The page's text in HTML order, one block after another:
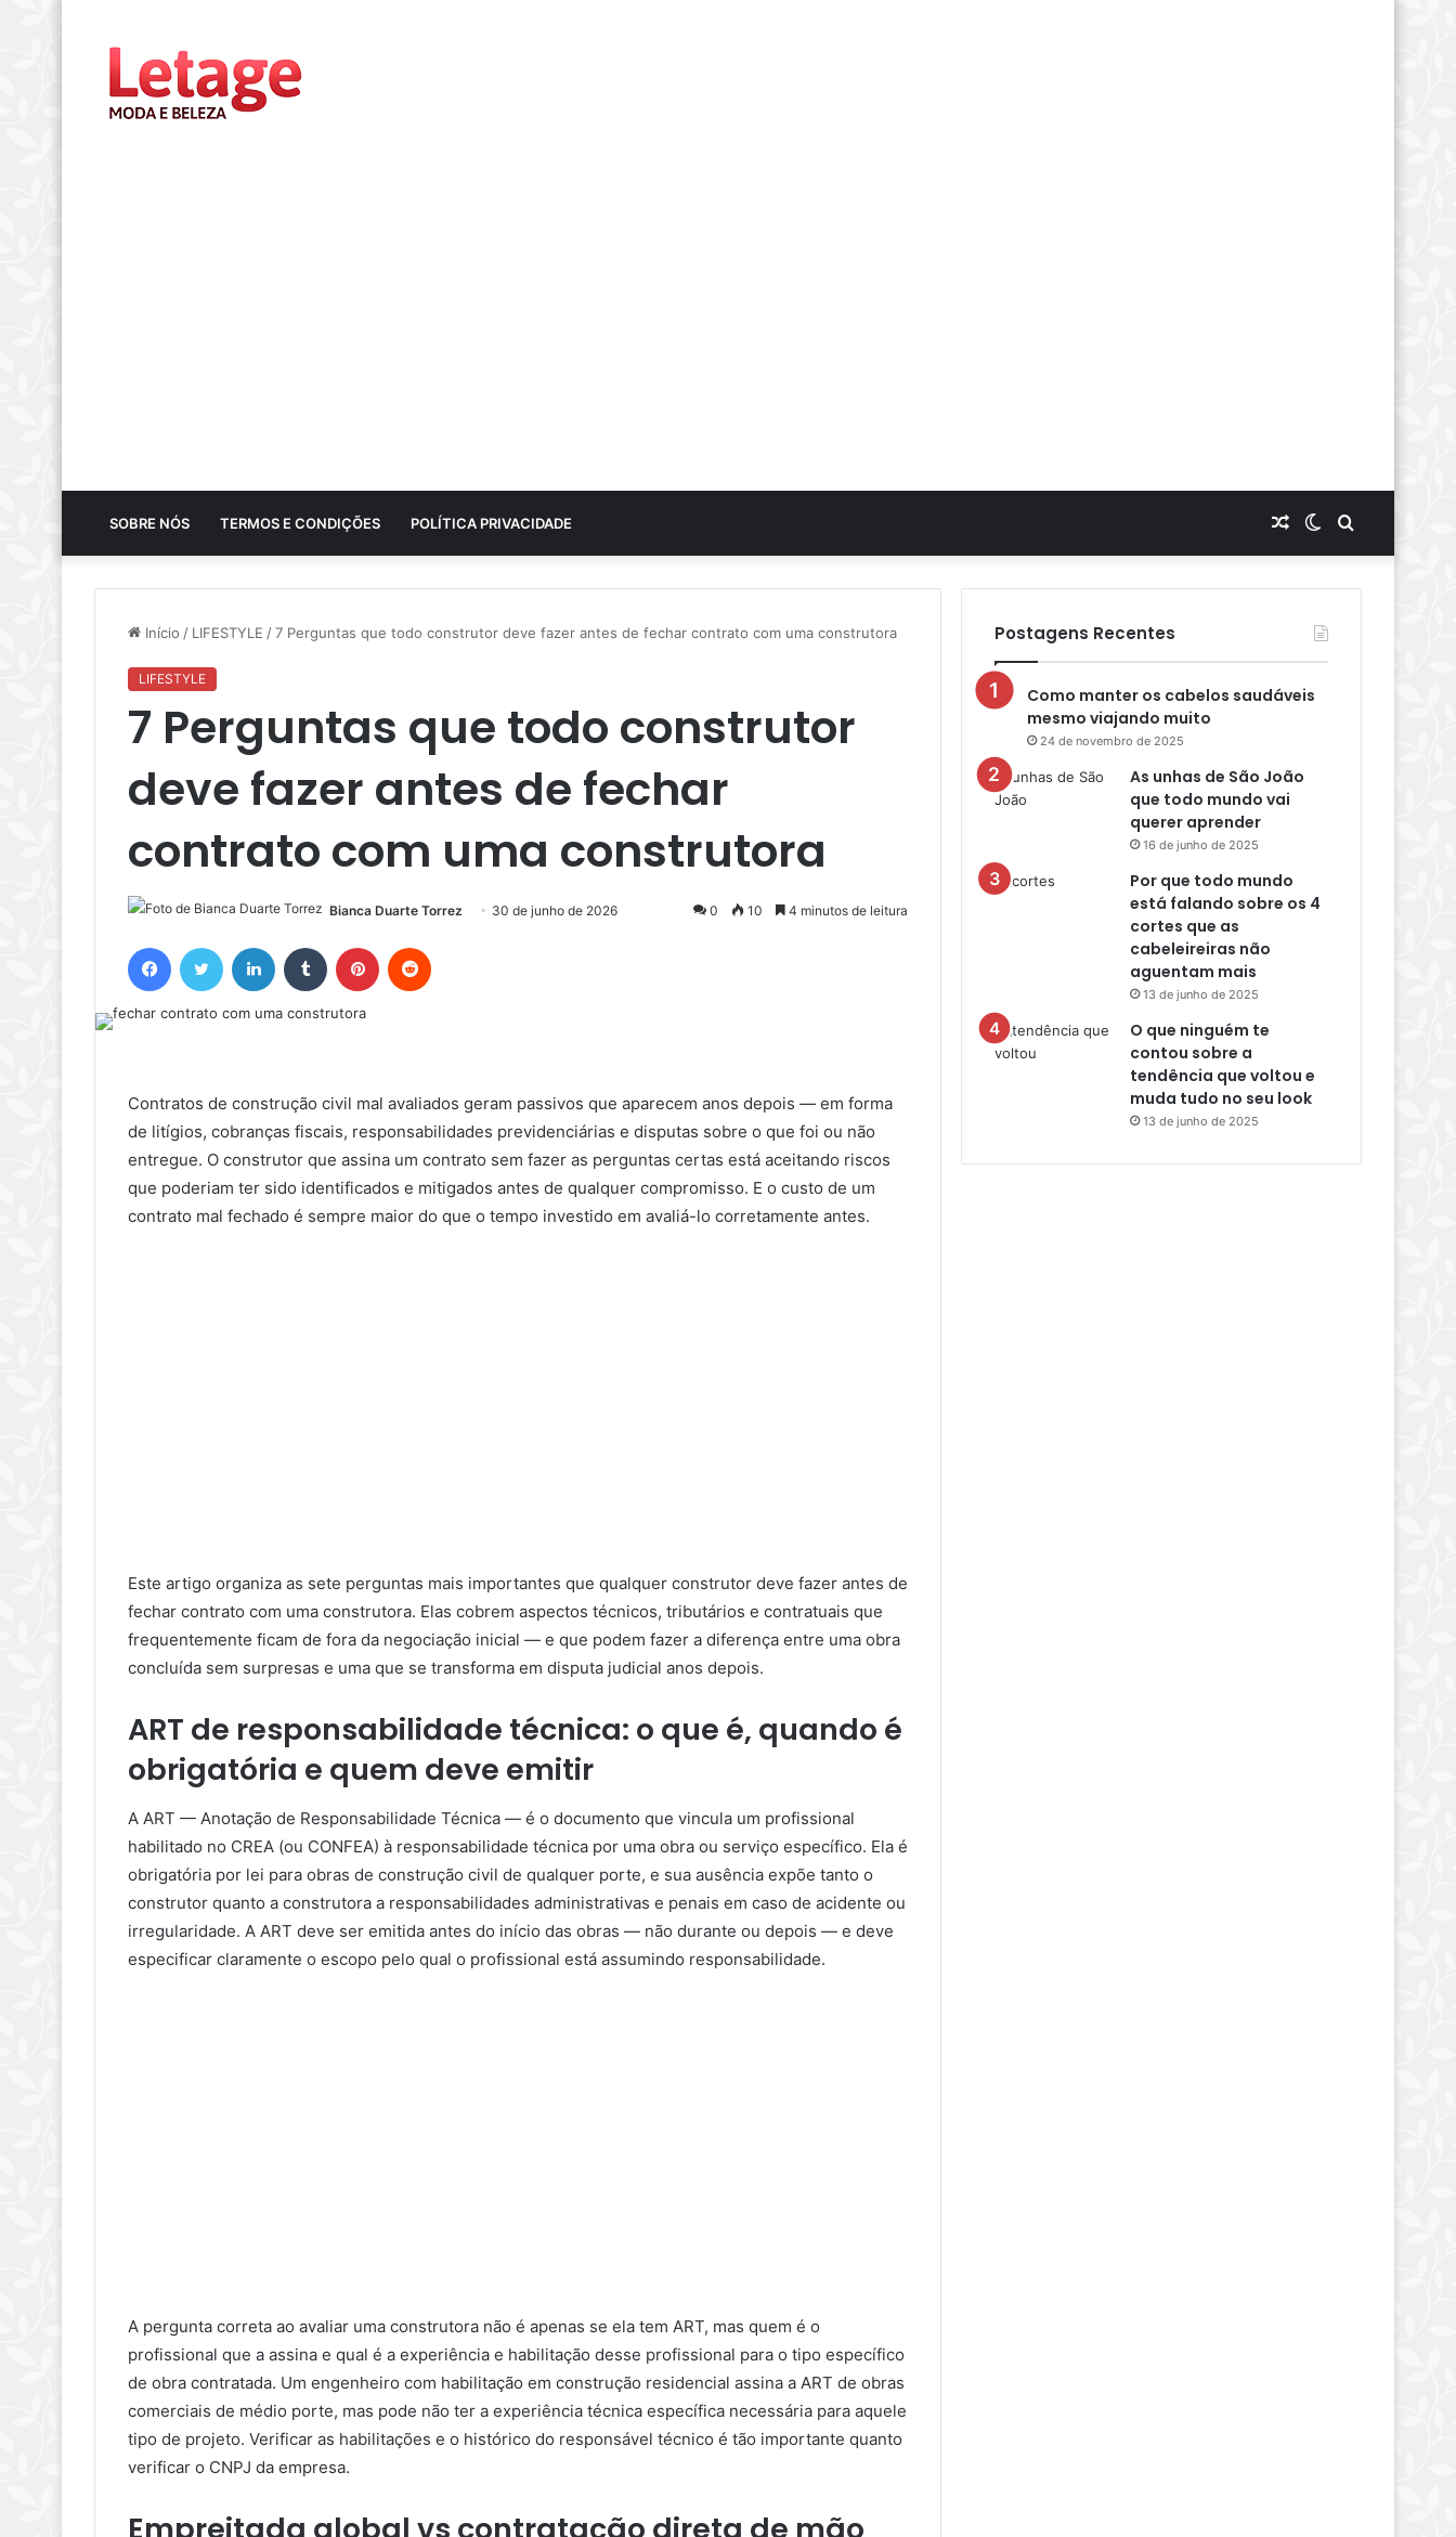
SOBRE NÓS TERMOS E CONDIÇÕES POLÍTICA PRIVACIDADE Procurar
por
Switch
skin
Artigo
aleatório
Início / LIFESTYLE /7 Perguntas que todo construtor deve fazer antes de fechar contrato com uma construtora
LIFESTYLE
7 Perguntas que todo construtor
deve fazer antes de fechar
contrato com uma construtora
Bianca Duarte Torrez 30 de junho de 2026 0 10 4 minutos de leitura
FacebookTwitter Linkedin Tumblr Pinterest
Contratos de construção civil mal avaliados geram passivos que aparecem anos depois — em forma
de litígios, cobranças fiscais, responsabilidades previdenciárias e disputas sobre o que foi ou não
entregue. O construtor que assina um contrato sem fazer as perguntas certas está aceitando riscos
que poderiam ter sido identificados e mitigados antes de qualquer compromisso. E o custo de um
contrato mal fechado é sempre maior do que o tempo investido em avaliá-lo corretamente antes.
Este artigo organiza as sete perguntas mais importantes que qualquer construtor deve fazer antes de
fechar contrato com uma construtora. Elas cobrem aspectos técnicos, tributários e contratuais que
frequentemente ficam de fora da negociação inicial — e que podem fazer a diferença entre uma obra
concluída sem surpresas e uma que se transforma em disputa judicial anos depois.
ART de responsabilidade técnica: o que é, quando é
obrigatória e quem deve emitir
A ART — Anotação de Responsabilidade Técnica — é o documento que vincula um profissional
habilitado no CREA (ou CONFEA) à responsabilidade técnica por uma obra ou serviço específico. Ela é
obrigatória por lei para obras de construção civil de qualquer porte, e sua ausência expõe tanto o
construtor quanto a construtora a responsabilidades administrativas e penais em caso de acidente ou
irregularidade. A ART deve ser emitida antes do início das obras — não durante ou depois — e deve
especificar claramente o escopo pelo qual o profissional está assumindo responsabilidade.
A pergunta correta ao avaliar uma construtora não é apenas se ela tem ART, mas quem é o
profissional que a assina e qual é a experiência e habilitação desse profissional para o tipo específico
de obra contratada. Um engenheiro com habilitação em construção residencial assina a ART de obras
comerciais de médio porte, mas pode não ter a experiência técnica específica necessária para aquele
tipo de projeto. Verificar as habilitações e o histórico do responsável técnico é tão importante quanto
verificar o CNPJ da empresa.
Empreitada global vs contratação direta de mão
Postagens Recentes
Como manter os cabelos saudáveis
mesmo viajando muito
24 de novembro de 2025
As unhas de São João
que todo mundo vai
querer aprender
16 de junho de 2025
Por que todo mundo
está falando sobre os 4
cortes que as
cabeleireiras não
aguentam mais
13 de junho de 2025
O que ninguém te
contou sobre a
tendência que voltou e
muda tudo no seu look
13 de junho de 2025